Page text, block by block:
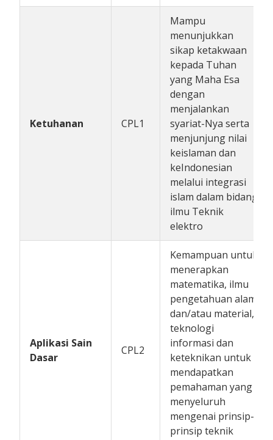
Ketuhanan CPL1
Mampu
menunjukkan
sikap ketakwaan
kepada Tuhan
yang Maha Esa
dengan
menjalankan
syariat-Nya serta
menjunjung nilai
keislaman dan
keIndonesian
melalui integrasi
islam dalam bidang
ilmu Teknik
elektro
Aplikasi Sain
Dasar
CPL2
Kemampuan untuk
menerapkan
matematika, ilmu
pengetahuan alam
dan/atau material,
teknologi
informasi dan
keteknikan untuk
mendapatkan
pemahaman yang
menyeluruh
mengenai prinsip-
prinsip teknik